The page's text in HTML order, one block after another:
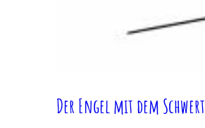
Der Engel mit dem Schwert